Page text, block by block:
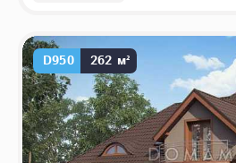
D950 262 м²